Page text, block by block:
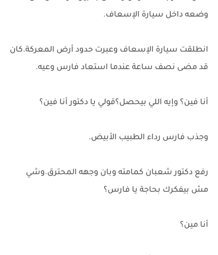
وضعه داخل سيارة الإسعاف.
انطلقت سيارة الإسعاف وعبرت حدود أرض المعركة.كان
قد مضى نصف ساعة عندما استعاد فارس وعيه.
أنا فين؟ وإيه اللي بيحصل؟قولي يا دكتور أنا فين؟
وجذب فارس رداء الطبيب الأبيض.
رفع دكتور شعبان كمامته وبان وجهه المحترق.وشي
مش بيفكرك بحاجة يا فارس؟
أنا مين؟